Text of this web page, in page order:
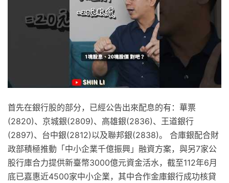
首先在銀行股的部分，已經公告出來配息的有：華票
(2820)、京城銀(2809)、高雄銀(2836)、王道銀行
(2897)、台中銀(2812)以及聯邦銀(2838)。 合庫銀配合財
政部積極推動「中小企業千億振興」融資方案，與另7家公
股行庫合力提供新臺幣3000億元資金活水，截至112年6月
底已嘉惠近4500家中小企業，其中合作金庫銀行成功核貸